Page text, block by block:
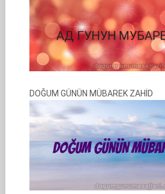
DOĞUM GÜNÜN MÜBAREK ZAHİD